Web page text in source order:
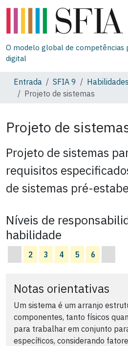
O modelo global de competências
digital
Entrada SFIA 9
Habilidades
Projeto de sistemas
Projeto de
Projeto de sistemas
requisitos
de sistemas pré-
Níveis de
habilidade
2 3 4 5 6
Notas orientativas
Um sistema é um arranjo
componentes, tanto físicos
para trabalhar em conjunto
específicos, considerando